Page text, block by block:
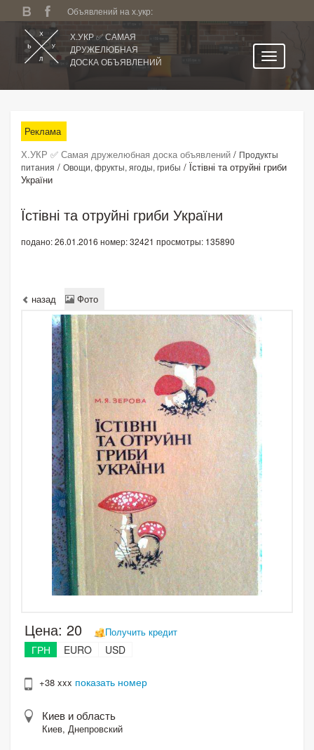
Объявлений на х.укр:
Х.УКР ✅ САМАЯ
ДРУЖЕЛЮБНАЯ
ДОСКА ОБЪЯВЛЕНИЙ
Все регионы
Категории
Избранное
Личный кабинет
Поиск по сайту
Реклама
Х.УКР ✅ Самая дружелюбная доска объявлений / Продукты
питания / Овощи, фрукты, ягоды, грибы / Їстівні та отруйні гриби
України
Їстівні та отруйні гриби України
подано: 26.01.2016 номер: 32421 просмотры: 135890
назад Фото
Цена: 20 Получить кредит
ГРН EURO USD
+38 xxx показать номер
Киев и область
Киев, Днепровский